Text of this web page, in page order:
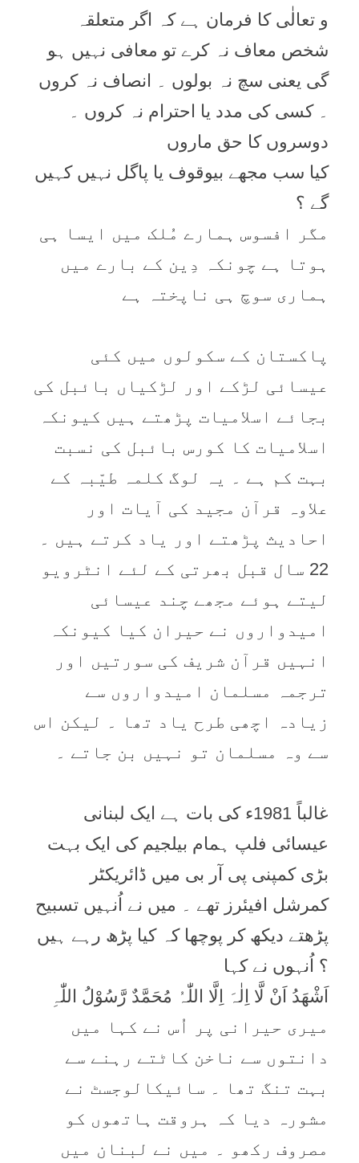
و تعالٰی کا فرمان ہے کہ اگر متعلقہ
شخص معاف نہ کرے تو معافی نہیں ہو
گی یعنی سچ نہ بولوں ۔ انصاف نہ کروں
۔ کسی کی مدد یا احترام نہ کروں ۔
دوسروں کا حق ماروں
کیا سب مجھے بیوقوف یا پاگل نہیں کہیں
گے ؟
مگر افسوس ہمارے مُلک میں ایسا ہی
ہوتا ہے چونکہ دِین کے بارے میں
ہماری سوچ ہی ناپختہ ہے
پاکستان کے سکولوں میں کئی
عیسائی لڑکے اور لڑکیاں بائبل کی
بجائے اسلامیات پڑھتے ہیں کیونکہ
اسلامیات کا کورس بائبل کی نسبت
بہت کم ہے ۔ یہ لوگ کلمہ طیّبہ کے
علاوہ قرآن مجید کی آیات اور
احادیث پڑھتے اور یاد کرتے ہیں ۔
22 سال قبل بھرتی کے لئے انٹرویو
لیتے ہوئے مجھے چند عیسائی
امیدواروں نے حیران کیا کیونکہ
انہیں قرآن شریف کی سورتیں اور
ترجمہ مسلمان امیدواروں سے
زیادہ اچھی طرح یاد تھا ۔ لیکن اس
سے وہ مسلمان تو نہیں بن جاتے ۔
غالباً 1981ء کی بات ہے ایک لبنانی
عیسائی فلپ ہمام بیلجیم کی ایک بہت
بڑی کمپنی پی آر بی میں ڈائریکٹر
کمرشل افیئرز تھے ۔ میں نے اُنہیں تسبیح
پڑھتے دیکھ کر پوچھا کہ کیا پڑھ رہے ہیں
؟ اُنہوں نے کہا
اَشْھَدُ اَنْ لَّا اِلٰہَ اِلَّا اللّٰہُ مُحَمَّدٌ رَّسُوْلُ اللّٰہِ
میری حیرانی پر اُس نے کہا میں
دانتوں سے ناخن کاٹتے رہنے سے
بہت تنگ تھا ۔ سائیکالوجسٹ نے
مشورہ دیا کہ ہروقت ہاتھوں کو
مصروف رکھو ۔ میں نے لبنان میں